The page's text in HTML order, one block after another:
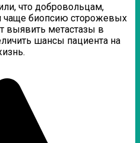
что добровольцам,
чаще биопсию сторожевых
выявить метастазы в
шансы пациента на